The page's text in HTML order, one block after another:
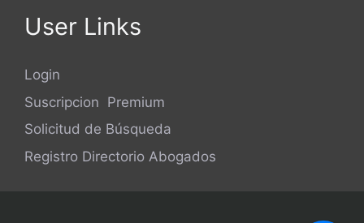
User Links
Login
Suscripcion Premium
Solicitud de Búsqueda
Registro Directorio Abogados